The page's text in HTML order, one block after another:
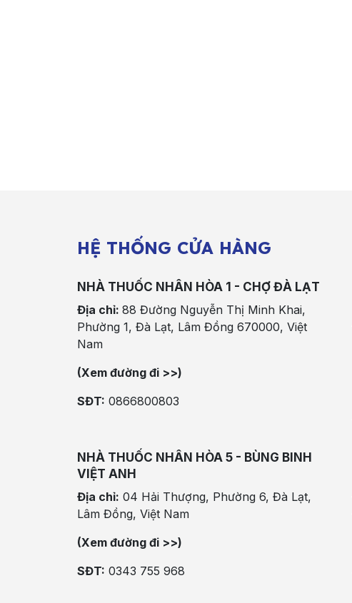
HỆ THỐNG CỬA HÀNG
NHÀ THUỐC NHÂN HÒA 1 - CHỢ ĐÀ LẠT
Địa chỉ: 88 Đường Nguyễn Thị Minh Khai,
Phường 1, Đà Lạt, Lâm Đồng 670000, Việt
Nam
(Xem đường đi >>)
SĐT: 0866800803
NHÀ THUỐC NHÂN HÒA 5 - BÙNG BINH
VIỆT ANH
Địa chỉ: 04 Hải Thượng, Phường 6, Đà Lạt,
Lâm Đồng, Việt Nam
(Xem đường đi >>)
SĐT: 0343 755 968